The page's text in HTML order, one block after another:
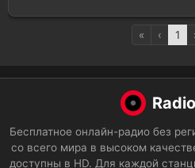
« ‹ 1
Бесплатное онлайн-радио без
со всего мира в высоком
доступны в HD. Для каждой